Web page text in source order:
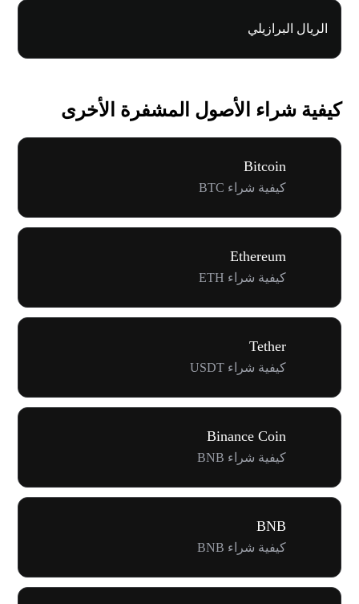
الريال البرازيلي
كيفية شراء الأصول المشفرة الأخرى
Bitcoin
كيفية شراء BTC
Ethereum
كيفية شراء ETH
Tether
كيفية شراء USDT
Binance Coin
كيفية شراء BNB
BNB
كيفية شراء BNB